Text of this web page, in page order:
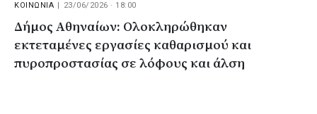
ΚΟΙΝΩΝΙΑ 23/06/2026 · 18:00
Δήμος Αθηναίων: Ολοκληρώθηκαν
εκτεταμένες εργασίες καθαρισμού και
πυροπροστασίας σε λόφους και άλση